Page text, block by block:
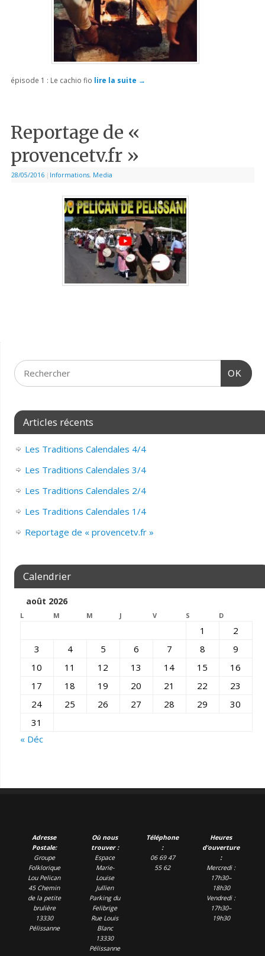
épisode 1 : Le cachio fio lire la suite →
Reportage de «
provencetv.fr »
28/05/2016 | Informations, Media
OK
Articles récents
Les Traditions Calendales 4/4
Les Traditions Calendales 3/4
Les Traditions Calendales 2/4
Les Traditions Calendales 1/4
Reportage de « provencetv.fr »
Calendrier
août 2026
L M M J V S D
1
2
3
4 5 6 7 8
9
10
11 12 13 14 15
16
17
18 19 20 21 22
23
24
25 26 27 28 29
30
31
« Déc
Adresse
Postale:
Groupe
Folklorique
Lou Pelican
45 Chemin
de la petite
brulière
13330
Pélissanne
Où nous
trouver :
Espace
Marie-
Louise
Jullien
Parking du
Felibrige
Rue Louis
Blanc
13330
Pélissanne
Téléphone
:
06 69 47
55 62
Heures
d’ouverture
:
Mercredi :
17h30–
18h30
Vendredi :
17h30–
19h30